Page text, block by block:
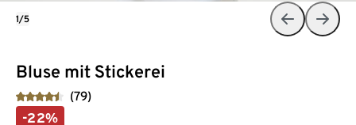
Bluse mit Stickerei
(79)
-22%
1/5